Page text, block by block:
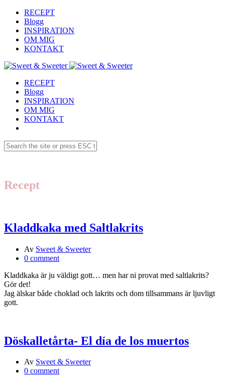
RECEPT
Blogg
INSPIRATION
OM MIG
KONTAKT
RECEPT
Blogg
INSPIRATION
OM MIG
KONTAKT
Recept
Kladdkaka med Saltlakrits
Av Sweet & Sweeter
0 comment
Kladdkaka är ju väldigt gott… men har ni provat med saltlakrits?
Gör det!
Jag älskar både choklad och lakrits och dom tillsammans är ljuvligt
gott.
Döskalletårta- El día de los muertos
Av Sweet & Sweeter
0 comment